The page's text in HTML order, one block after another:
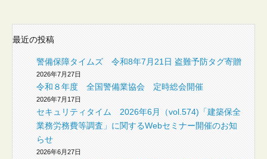
最近の投稿
警備保障タイムズ 令和8年7月21日 盗難予防タグ寄贈
2026年7月27日
令和８年度 全国警備業協会 定時総会開催
2026年7月17日
セキュリティタイム 2026年6月（vol.574)「建築保全
業務労務費等調査」に関するWebセミナー開催のお知
らせ
2026年6月27日